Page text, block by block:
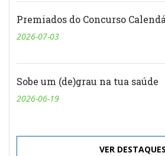
Premiados do Concurso
2026-07-03
Sobe um (de)grau na tua saúde
2026-06-19
VER DESTAQUES